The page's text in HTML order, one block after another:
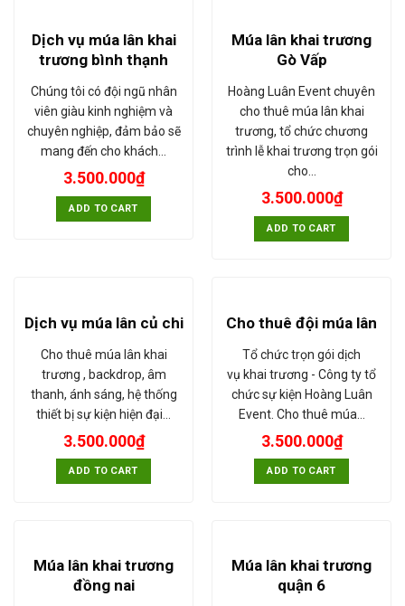
Dịch vụ múa lân khai
trương bình thạnh
Chúng tôi có đội ngũ nhân
viên giàu kinh nghiệm và
chuyên nghiệp, đảm bảo sẽ
mang đến cho khách…
3.500.000₫
ADD TO CART
Múa lân khai trương
Gò Vấp
Hoàng Luân Event chuyên
cho thuê múa lân khai
trương, tổ chức chương
trình lễ khai trương trọn gói
cho…
3.500.000₫
ADD TO CART
Dịch vụ múa lân củ chi
Cho thuê múa lân khai
trương , backdrop, âm
thanh, ánh sáng, hệ thống
thiết bị sự kiện hiện đại…
3.500.000₫
ADD TO CART
Cho thuê đội múa lân
Tổ chức trọn gói dịch
vụ khai trương - Công ty tổ
chức sự kiện Hoàng Luân
Event. Cho thuê múa…
3.500.000₫
ADD TO CART
Múa lân khai trương
đồng nai
Múa lân khai trương
quận 6